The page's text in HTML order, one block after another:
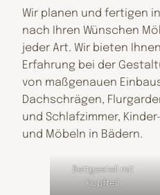
Wir planen und fertigen
nach Ihren Wünschen
jeder Art. Wir bieten
Erfahrung bei der
von maßgenauen
Dachschrägen,
und Schlafzimmer,
und Möbeln in Bädern.
Bettgestell mit
Kopfteil